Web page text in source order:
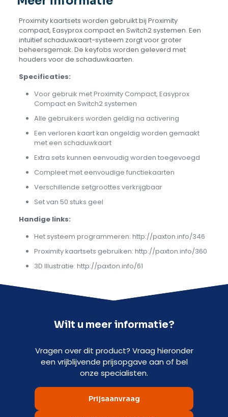
Proximity kaartsets worden gebruikt bij Proximity
compact, Easyprox compact en Switch2 systemen. Een
intuïtief schaduwkaart-systeem zorgt voor groter
beheersgemak. De keyfobs worden geleverd met
houders voor de schaduwkaarten.
Specificaties:
Voor gebruik met Proximity Compact, Easyprox
Compact en Switch2 systemen
Alle gebruikers worden geldig na activering
Een verloren kaart kan ongeldig worden gemaakt
met een schaduwkaart
Extra sets kunnen eenvoudig worden toegevoegd
Compleet met eenvoudige functiekaarten
Verschillende setgroottes verkrijgbaar
Set van 50 stuks geel
Handige links:
Het systeem programmeren: http://paxton.info/346
Proximity kaartsets gebruiken: http://paxton.info/360
3D Illustratie: http://paxton.info/61
Wilt u meer informatie?
Vragen over dit product? Vraag hieronder
een vrijblijvende prijsopgave aan of bel
onze specialisten.
Prijsaanvraag